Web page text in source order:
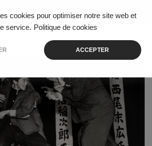
cookies pour optimiser notre site web et
service. Politique de cookies
ACCEPTER